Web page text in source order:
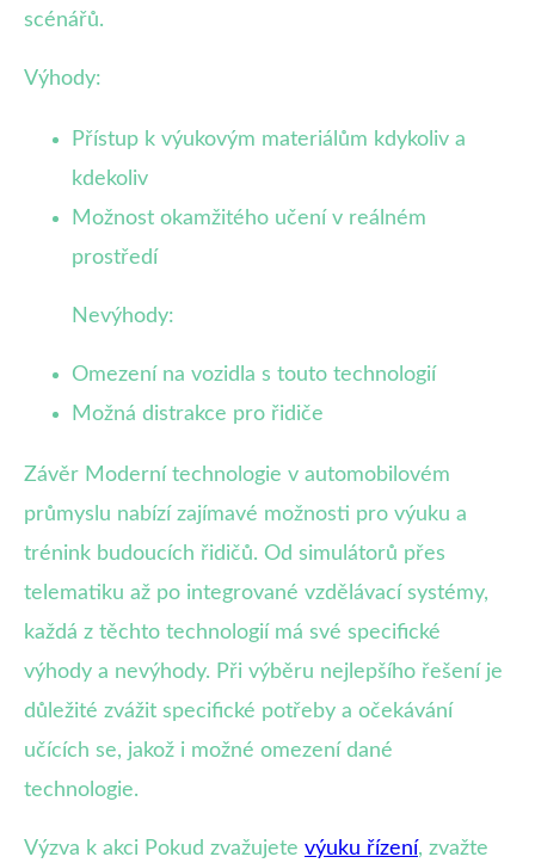
scénářů.
Výhody:
Přístup k výukovým materiálům kdykoliv a
kdekoliv
Možnost okamžitého učení v reálném
prostředí
Nevýhody:
Omezení na vozidla s touto technologií
Možná distrakce pro řidiče
Závěr Moderní technologie v automobilovém
průmyslu nabízí zajímavé možnosti pro výuku a
trénink budoucích řidičů. Od simulátorů přes
telematiku až po integrované vzdělávací systémy,
každá z těchto technologií má své specifické
výhody a nevýhody. Při výběru nejlepšího řešení je
důležité zvážit specifické potřeby a očekávání
učících se, jakož i možné omezení dané
technologie.
Výzva k akci Pokud zvažujete výuku řízení, zvažte